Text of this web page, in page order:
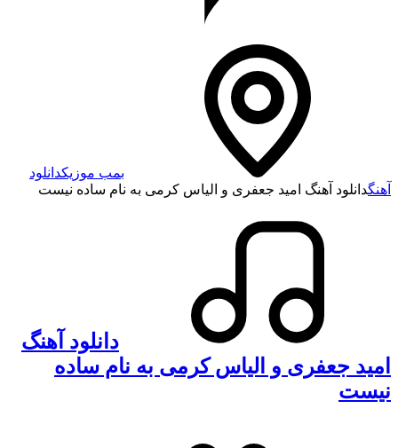
بمب موزیکدانلود
آهنگدانلود آهنگ امید جعفری و الیاس کرمی به نام ساده نیست
دانلود آهنگ
امید جعفری و الیاس کرمی به نام ساده
نیست